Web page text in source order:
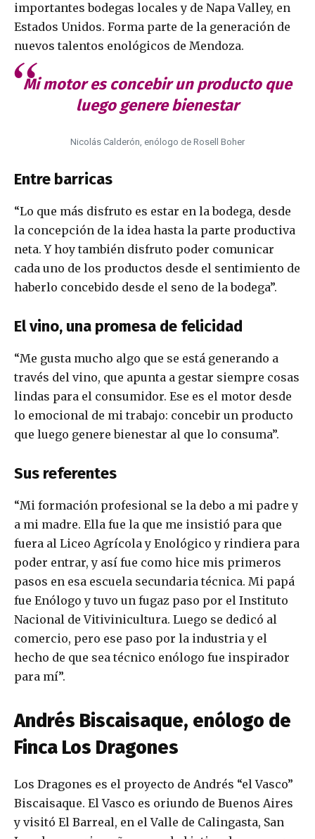
importantes bodegas locales y de Napa Valley, en
Estados Unidos. Forma parte de la generación de
nuevos talentos enológicos de Mendoza.
Mi motor es concebir un producto que
luego genere bienestar
Nicolás Calderón, enólogo de Rosell Boher
Entre barricas
“Lo que más disfruto es estar en la bodega, desde
la concepción de la idea hasta la parte productiva
neta. Y hoy también disfruto poder comunicar
cada uno de los productos desde el sentimiento de
haberlo concebido desde el seno de la bodega”.
El vino, una promesa de felicidad
“Me gusta mucho algo que se está generando a
través del vino, que apunta a gestar siempre cosas
lindas para el consumidor. Ese es el motor desde
lo emocional de mi trabajo: concebir un producto
que luego genere bienestar al que lo consuma”.
Sus referentes
“Mi formación profesional se la debo a mi padre y
a mi madre. Ella fue la que me insistió para que
fuera al Liceo Agrícola y Enológico y rindiera para
poder entrar, y así fue como hice mis primeros
pasos en esa escuela secundaria técnica. Mi papá
fue Enólogo y tuvo un fugaz paso por el Instituto
Nacional de Vitivinicultura. Luego se dedicó al
comercio, pero ese paso por la industria y el
hecho de que sea técnico enólogo fue inspirador
para mí”.
Andrés Biscaisaque, enólogo de
Finca Los Dragones
Los Dragones es el proyecto de Andrés “el Vasco”
Biscaisaque. El Vasco es oriundo de Buenos Aires
y visitó El Barreal, en el Valle de Calingasta, San